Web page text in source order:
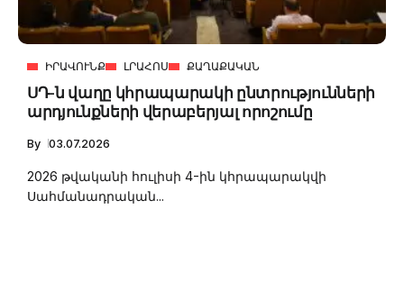
ԻՐԱՎՈՒՆՔ ԼՐԱՀՈՍ ՔԱՂԱՔԱԿԱՆ
ՍԴ-ն վաղը կհրապարակի ընտրությունների
արդյունքների վերաբերյալ որոշումը
By 03.07.2026
2026 թվականի հուլիսի 4-ին կհրապարակվի
Սահմանադրական...